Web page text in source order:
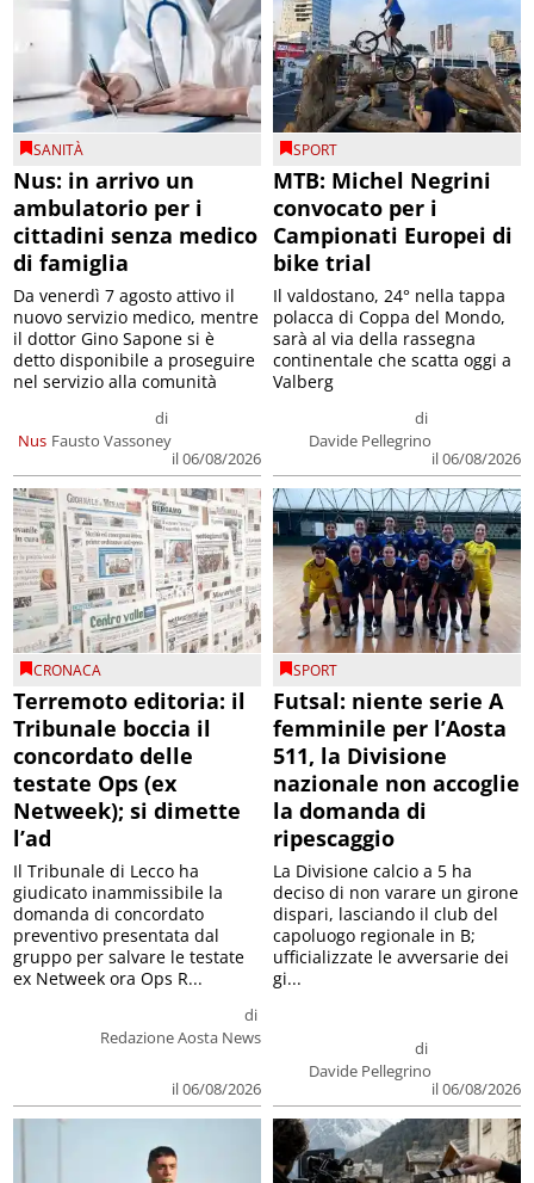
SANITÀ
Nus: in arrivo un
ambulatorio per i
cittadini senza medico
di famiglia
Nus
di
Fausto Vassoney
il 06/08/2026
Da venerdì 7 agosto attivo il
nuovo servizio medico, mentre
il dottor Gino Sapone si è
detto disponibile a proseguire
nel servizio alla comunità
SPORT
MTB: Michel Negrini
convocato per i
Campionati Europei di
bike trial
di
Davide Pellegrino
il 06/08/2026
Il valdostano, 24° nella tappa
polacca di Coppa del Mondo,
sarà al via della rassegna
continentale che scatta oggi a
Valberg
CRONACA
Terremoto editoria: il
Tribunale boccia il
concordato delle
testate Ops (ex
Netweek); si dimette
l’ad
di
Redazione Aosta News
il 06/08/2026
Il Tribunale di Lecco ha
giudicato inammissibile la
domanda di concordato
preventivo presentata dal
gruppo per salvare le testate
ex Netweek ora Ops R...
SPORT
Futsal: niente serie A
femminile per l’Aosta
511, la Divisione
nazionale non accoglie
la domanda di
ripescaggio
di
Davide Pellegrino
il 06/08/2026
La Divisione calcio a 5 ha
deciso di non varare un girone
dispari, lasciando il club del
capoluogo regionale in B;
ufficializzate le avversarie dei
gi...